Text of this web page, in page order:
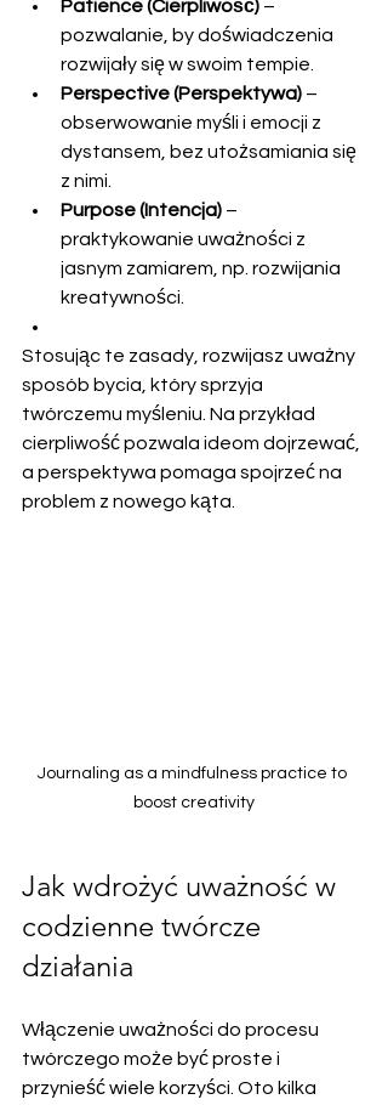
Patience (Cierpliwość) –
pozwalanie, by doświadczenia
rozwijały się w swoim tempie.
Perspective (Perspektywa) –
obserwowanie myśli i emocji z
dystansem, bez utożsamiania się
z nimi.
Purpose (Intencja) –
praktykowanie uważności z
jasnym zamiarem, np. rozwijania
kreatywności.
Stosując te zasady, rozwijasz uważny
sposób bycia, który sprzyja
twórczemu myśleniu. Na przykład
cierpliwość pozwala ideom dojrzewać,
a perspektywa pomaga spojrzeć na
problem z nowego kąta.
Journaling as a mindfulness practice to
boost creativity
Jak wdrożyć uważność w
codzienne twórcze
działania
Włączenie uważności do procesu
twórczego może być proste i
przynieść wiele korzyści. Oto kilka